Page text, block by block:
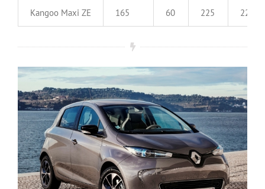
Kangoo Maxi ZE 165 60 225 22.4